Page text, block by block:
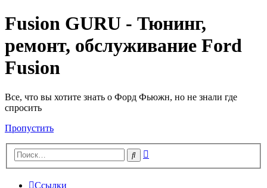
Fusion GURU - Тюнинг,
ремонт, обслуживание Ford
Fusion
Все, что вы хотите знать о Форд Фьюжн, но не знали где
спросить
Пропустить
Поиск
Ссылки